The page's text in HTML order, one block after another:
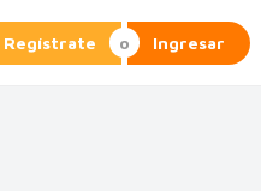
Regístrate Ingresar